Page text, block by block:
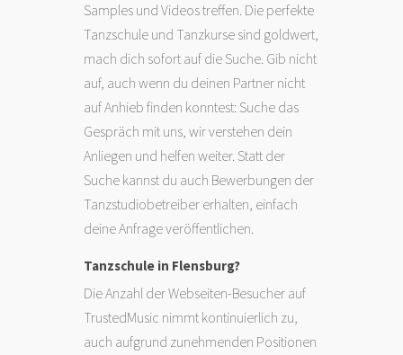
Samples und Videos treffen. Die perfekte
Tanzschule und Tanzkurse sind goldwert,
mach dich sofort auf die Suche. Gib nicht
auf, auch wenn du deinen Partner nicht
auf Anhieb finden konntest: Suche das
Gespräch mit uns, wir verstehen dein
Anliegen und helfen weiter. Statt der
Suche kannst du auch Bewerbungen der
Tanzstudiobetreiber erhalten, einfach
deine Anfrage veröffentlichen.
Tanzschule in Flensburg?
Die Anzahl der Webseiten-Besucher auf
TrustedMusic nimmt kontinuierlich zu,
auch aufgrund zunehmenden Positionen